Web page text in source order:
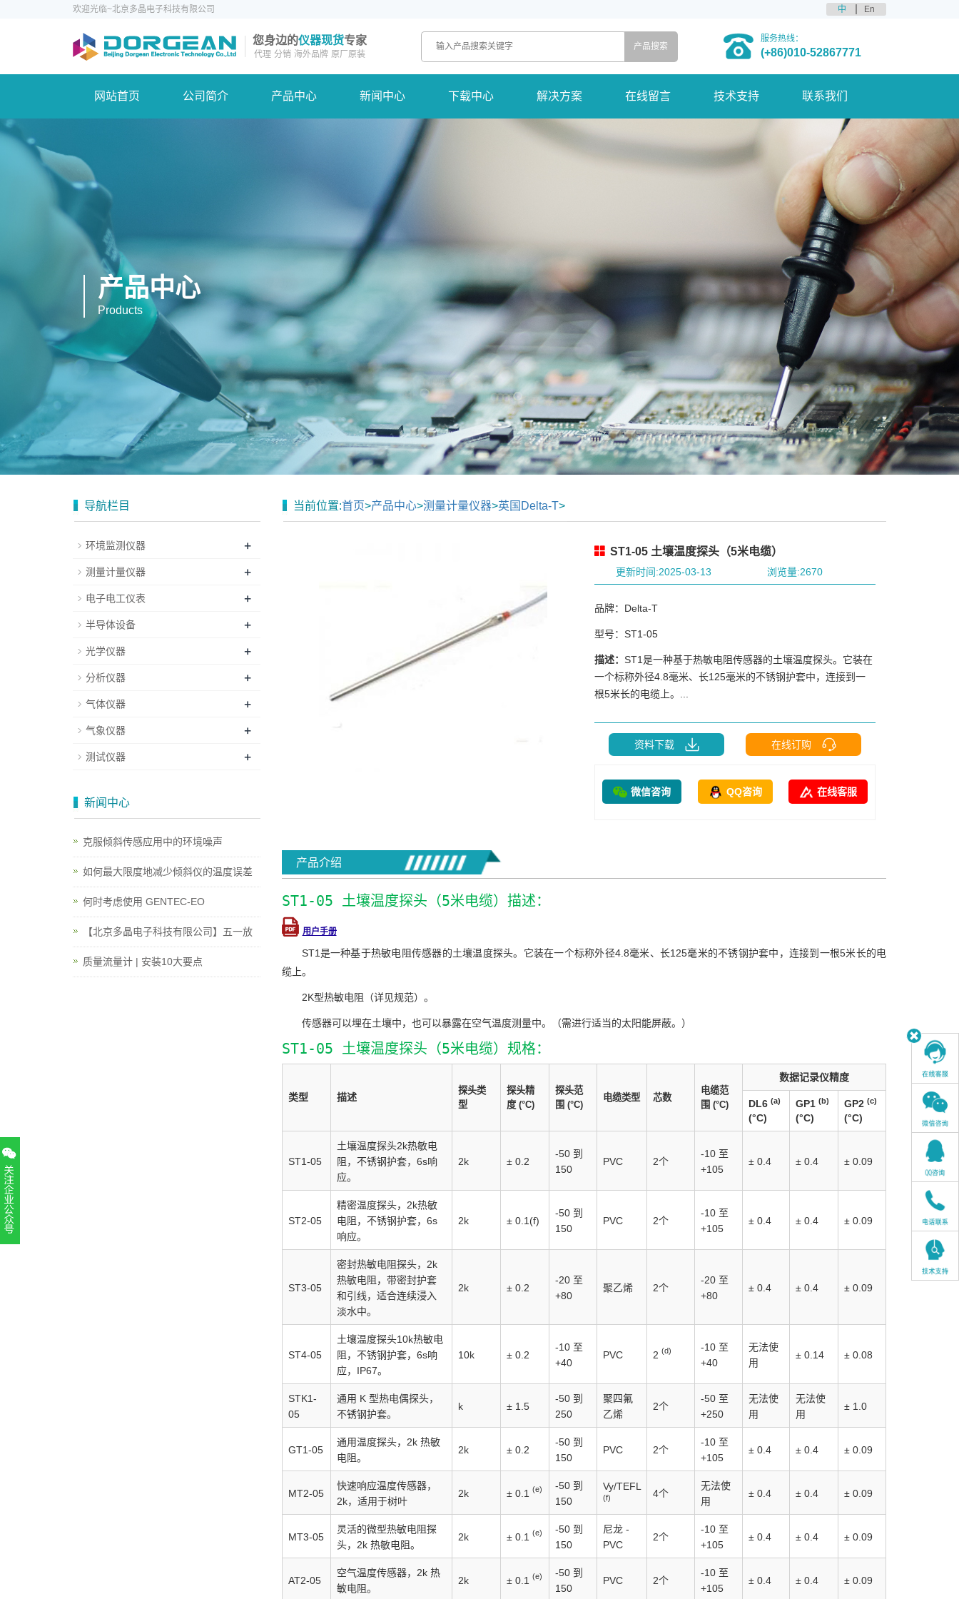
欢迎光临~北京多晶电子科技有限公司 中 En
您身边的仪器现货专家
代理 分销 海外品牌 原厂原装
服务热线：
(+86)010-52867771
网站首页 公司简介 产品中心 新闻中心 下载中心 解决方案 在线留言 技术支持 联系我们
产品中心
Products
当前位置:首页>产品中心>测量计量仪器>英国Delta-T>
ST1-05 土壤温度探头（5米电缆）
更新时间:2025-03-13 浏览量:2670
品牌：Delta-T
型号：ST1-05
描述：ST1是一种基于热敏电阻传感器的土壤温度探头。它装在
一个标称外径4.8毫米、长125毫米的不锈钢护套中，连接到一
根5米长的电缆上。...
资料下载 在线订购
微信咨询 QQ咨询 在线客服
产品介绍
ST1-05 土壤温度探头（5米电缆）描述：
用户手册
ST1是一种基于热敏电阻传感器的土壤温度探头。它装在一个标称外径4.8毫米、长125毫米的不锈钢护套中，连接到一根5米长的电
缆上。
2K型热敏电阻（详见规范）。
传感器可以埋在土壤中，也可以暴露在空气温度测量中。（需进行适当的太阳能屏蔽。）
ST1-05 土壤温度探头（5米电缆）规格：
类型 描述
探头类
型
探头精
度 (°C)
探头范
围 (°C)
电缆类型 芯数
电缆范
围 (°C)
数据记录仪精度
DL6 (a)
(°C)
GP1 (b)
(°C)
GP2 (c)
(°C)
ST1-05
土壤温度探头2k热敏电
阻，不锈钢护套，6s响
应。
2k ± 0.2
-50 到
150
PVC 2个
-10 至
+105
± 0.4 ± 0.4 ± 0.09
ST2-05
精密温度探头，2k热敏
电阻，不锈钢护套，6s
响应。
2k ± 0.1(f)
-50 到
150
PVC 2个
-10 至
+105
± 0.4 ± 0.4 ± 0.09
ST3-05
密封热敏电阻探头，2k
热敏电阻，带密封护套
和引线，适合连续浸入
淡水中。
2k ± 0.2
-20 至
+80
聚乙烯 2个
-20 至
+80
± 0.4 ± 0.4 ± 0.09
ST4-05
土壤温度探头10k热敏电
阻，不锈钢护套，6s响
应，IP67。
10k ± 0.2
-10 至
+40
PVC 2 (d)
-10 至
+40
无法使
用
± 0.14 ± 0.08
STK1-
05
通用 K 型热电偶探头，
不锈钢护套。
k ± 1.5
-50 到
250
聚四氟
乙烯
2个
-50 至
+250
无法使
用
无法使
用
± 1.0
GT1-05
通用温度探头，2k 热敏
电阻。
2k ± 0.2
-50 到
150
PVC 2个
-10 至
+105
± 0.4 ± 0.4 ± 0.09
MT2-05
快速响应温度传感器，
2k，适用于树叶
2k ± 0.1 (e)
-50 到
150
Vy/TEFL
(f) 4个
无法使
用
± 0.4 ± 0.4 ± 0.09
MT3-05
灵活的微型热敏电阻探
头，2k 热敏电阻。
2k ± 0.1 (e)
-50 到
150
尼龙 -
PVC
2个
-10 至
+105
± 0.4 ± 0.4 ± 0.09
AT2-05
空气温度传感器，2k 热
敏电阻。
2k ± 0.1 (e)
-50 到
150
PVC 2个
-10 至
+105
± 0.4 ± 0.4 ± 0.09
导航栏目
环境监测仪器 +
测量计量仪器 +
电子电工仪表 +
半导体设备 +
光学仪器 +
分析仪器 +
气体仪器 +
气象仪器 +
测试仪器 +
新闻中心
克服倾斜传感应用中的环境噪声
如何最大限度地减少倾斜仪的温度误差
何时考虑使用 GENTEC-EO
【北京多晶电子科技有限公司】五一放
质量流量计 | 安装10大要点
扫一扫，关注官方账号